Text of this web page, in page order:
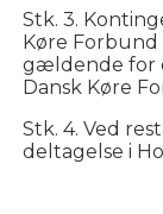
Stk. 3.
Køre Forbund
gældende for
Dansk Køre
Stk. 4. Ved
deltagelse i